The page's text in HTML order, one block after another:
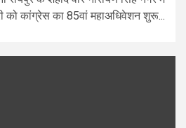
को कांग्रेस का 85वां महाअधिवेशन शुरू...